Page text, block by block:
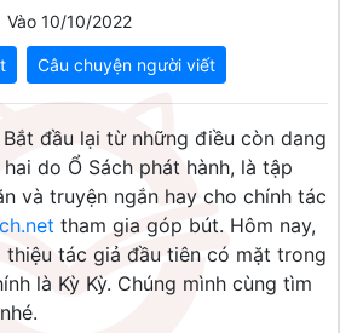
Vào 10/10/2022
Câu chuyện người viết
đầu lại từ những điều còn dang
do Ổ Sách phát hành, là tập
và truyện ngắn hay cho chính tác
tham gia góp bút. Hôm nay,
thiệu tác giả đầu tiên có mặt trong
là Kỳ Kỳ. Chúng mình cùng tìm